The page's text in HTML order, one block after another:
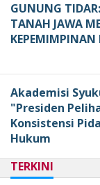
GUNUNG
TANAH JAWA
KEPEMIMPINAN
Akademisi
"Presiden
Konsistensi
Hukum
TERKINI